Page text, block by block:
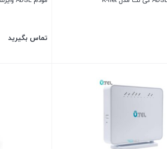
تماس بگیرید